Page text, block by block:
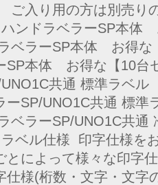
ご入り用の方は別売り
ンドラベラーSP本体
ベラーSP本体 お得
SP本体 お得な【10
UNO1C共通 標準ラベ
ーSP/UNO1C共通 標
ベラーSP/UNO1C共
ベル仕様 印字仕様を
とによって様々な印字
仕様(桁数・文字・文